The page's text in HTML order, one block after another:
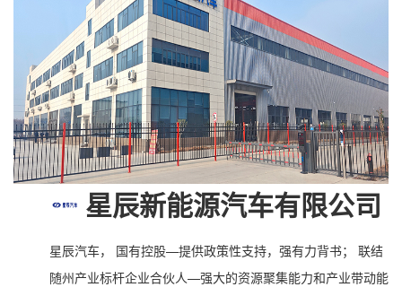
星辰新能源汽车有限公司
星辰汽车， 国有控股—提供政策性支持，强有力背书； 联结
随州产业标杆企业合伙人—强大的资源聚集能力和产业带动能